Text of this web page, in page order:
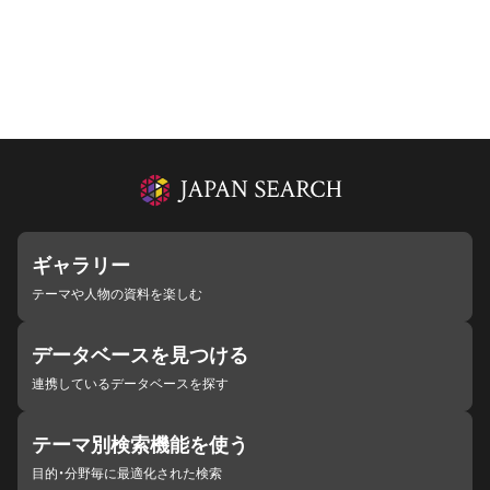
ギャラリー
テーマや人物の資料を楽しむ
データベースを見つける
連携しているデータベースを探す
テーマ別検索機能を使う
目的・分野毎に最適化された検索